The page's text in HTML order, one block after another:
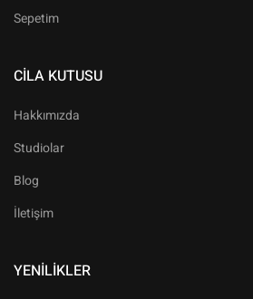
Sepetim
CILA KUTUSU
Hakkımızda
Studiolar
Blog
İletişim
YENILIKLER